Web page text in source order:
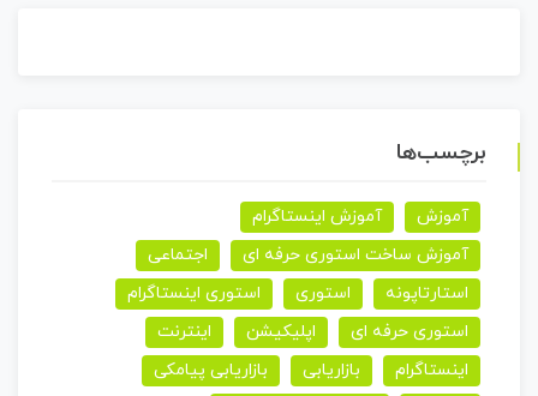
برچسب‌ها
آموزش
آموزش اینستاگرام
آموزش ساخت استوری حرفه ای
اجتماعی
استارتاپونه
استوری
استوری اینستاگرام
استوری حرفه ای
اپلیکیشن
اینترنت
اینستاگرام
بازاریابی
بازاریابی پیامکی